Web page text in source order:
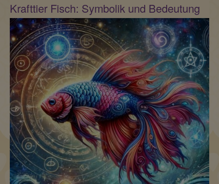
Krafttier Fisch: Symbolik und Bedeutung